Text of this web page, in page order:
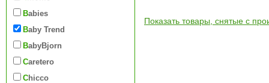
Babies
Baby Trend
BabyBjorn
Caretero
Chicco
Показать товары, снятые с